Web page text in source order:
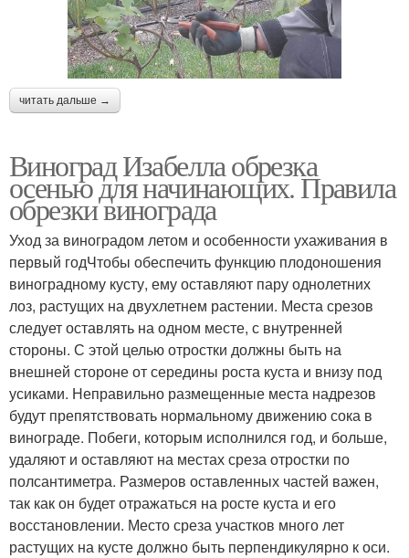
читать дальше →
Виноград Изабелла обрезка
осенью для начинающих. Правила
обрезки винограда
Уход за виноградом летом и особенности ухаживания в
первый годЧтобы обеспечить функцию плодоношения
виноградному кусту, ему оставляют пару однолетних
лоз, растущих на двухлетнем растении. Места срезов
следует оставлять на одном месте, с внутренней
стороны. С этой целью отростки должны быть на
внешней стороне от середины роста куста и внизу под
усиками. Неправильно размещенные места надрезов
будут препятствовать нормальному движению сока в
винограде. Побеги, которым исполнился год, и больше,
удаляют и оставляют на местах среза отростки по
полсантиметра. Размеров оставленных частей важен,
так как он будет отражаться на росте куста и его
восстановлении. Место среза участков много лет
растущих на кусте должно быть перпендикулярно к оси.